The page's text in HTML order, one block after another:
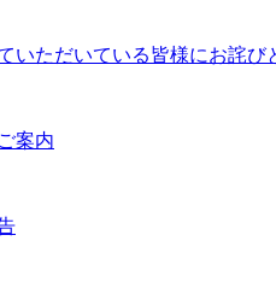
いただいている皆様にお詫び
案内